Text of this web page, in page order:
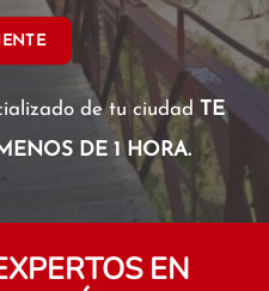
de tu ciudad TE
DE 1 HORA.
EN